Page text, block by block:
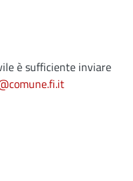
è sufficiente inviare